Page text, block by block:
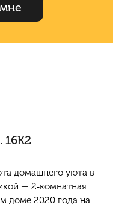
домашнего уюта в
— 2‑комнатная
доме 2020 года на